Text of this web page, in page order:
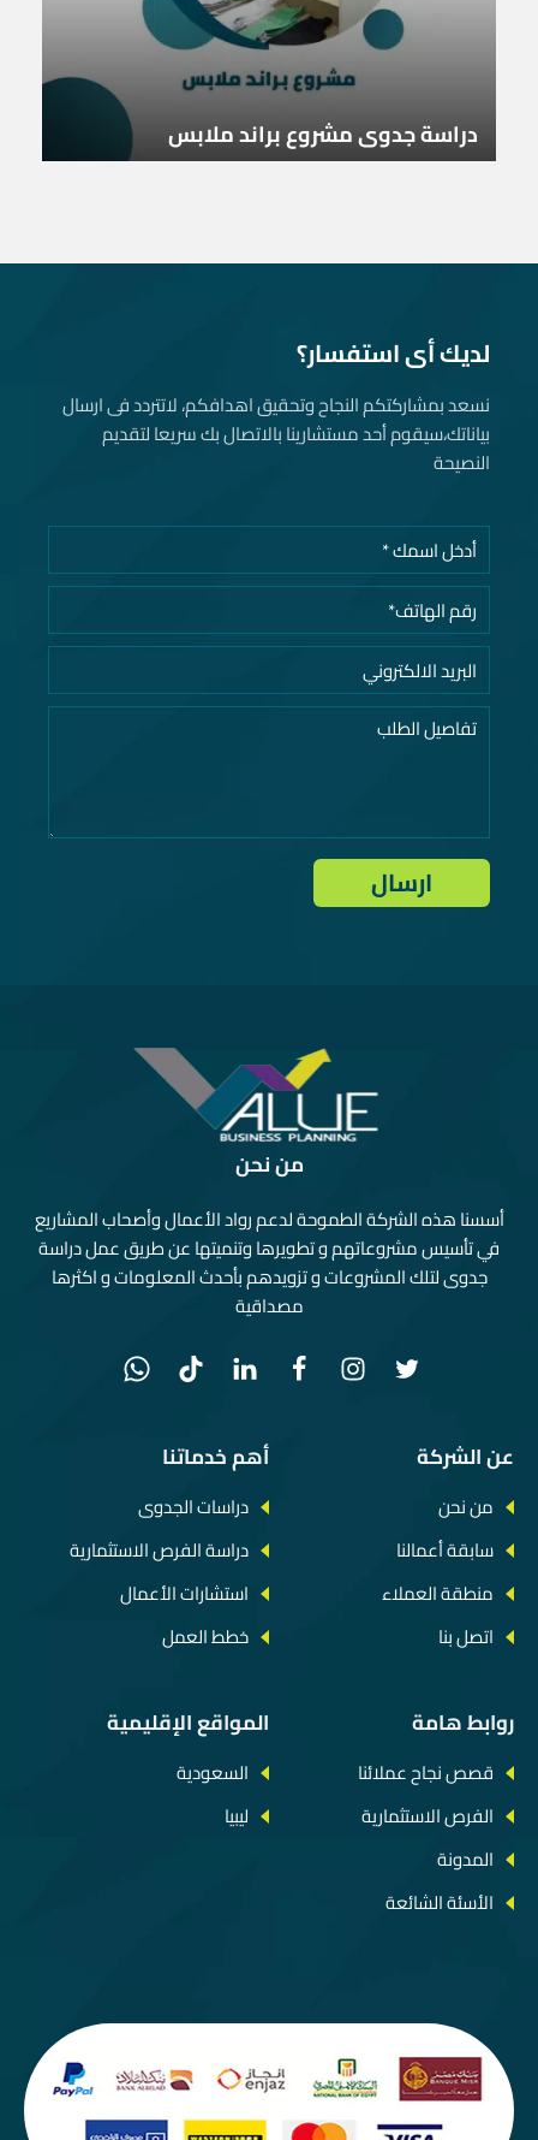
دراسة جدوى مشروع براند ملابس
لديك أى استفسار؟
نسعد بمشاركتكم النجاح وتحقيق اهدافكم، لاتتردد فى ارسال
بياناتك، سيقوم أحد مستشارينا بالاتصال بك سريعا لتقديم
النصيحة
من نحن
أسسنا هذه الشركة الطموحة لدعم رواد الأعمال وأصحاب المشاريع
في تأسيس مشروعاتهم و تطويرها وتنميتها عن طريق عمل دراسة
جدوى لتلك المشروعات و تزويدهم بأحدث المعلومات و اكثرها
مصداقية
عن الشركة
من نحن
سابقة أعمالنا
منطقة العملاء
اتصل بنا
أهم خدماتنا
دراسات الجدوى
دراسة الفرص الاستثمارية
استشارات الأعمال
خطط العمل
روابط هامة
قصص نجاح عملائنا
الفرص الاستثمارية
المدونة
الأسئة الشائعة
المواقع الإقليمية
السعودية
ليبيا